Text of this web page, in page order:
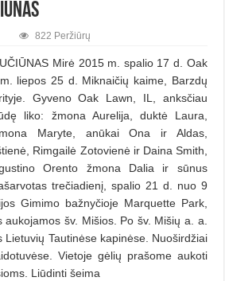
822 Peržiūrų
Mirė 2015 m. spalio 17 d. Oak
liepos 25 d. Miknaičių kaime, Barzdų
Gyveno Oak Lawn, IL, anksčiau
liko: žmona Aurelija, duktė Laura,
Maryte, anūkai Ona ir Aldas,
Rimgailė Zotovienė ir Daina Smith,
Orento žmona Dalia ir sūnus
trečiadienį, spalio 21 d. nuo 9
Gimimo bažnyčioje Marquette Park,
šv. Mišios. Po šv. Mišių a. a.
Lietuvių Tautinėse kapinėse. Nuoširdžiai
Vietoje gėlių prašome aukoti
Liūdinti šeima